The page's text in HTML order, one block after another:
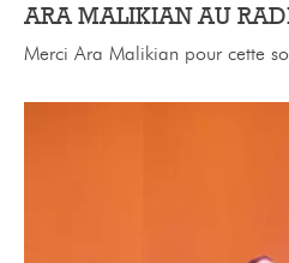
ARA MALIKIAN AU
Merci Ara Malikian pour cette